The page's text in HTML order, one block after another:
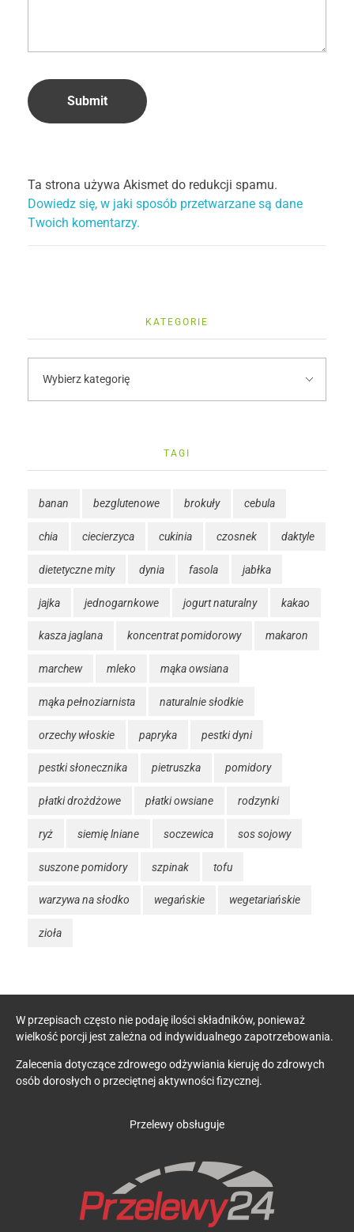
Ta strona używa Akismet do redukcji spamu.
Dowiedz się, w jaki sposób przetwarzane są dane
Twoich komentarzy.
KATEGORIE
TAGI
banan bezglutenowe brokuły cebula
chia ciecierzyca cukinia czosnek daktyle
dietetyczne mity dynia fasola jabłka
jajka jednogarnkowe jogurt naturalny kakao
kasza jaglana koncentrat pomidorowy makaron
marchew mleko mąka owsiana
mąka pełnoziarnista naturalnie słodkie
orzechy włoskie papryka pestki dyni
pestki słonecznika pietruszka pomidory
płatki drożdżowe płatki owsiane rodzynki
ryż siemię lniane soczewica sos sojowy
suszone pomidory szpinak tofu
warzywa na słodko wegańskie wegetariańskie
zioła
W przepisach często nie podaję ilości składników, ponieważ
wielkość porcji jest zależna od indywidualnego zapotrzebowania.
Zalecenia dotyczące zdrowego odżywiania kieruję do zdrowych
osób dorosłych o przeciętnej aktywności fizycznej.
Przelewy obsługuje